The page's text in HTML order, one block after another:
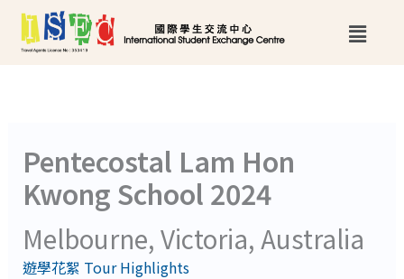
Main
Pentecostal Lam Hon
Kwong School 2024
Melbourne, Victoria, Australia
遊學花絮 Tour Highlights